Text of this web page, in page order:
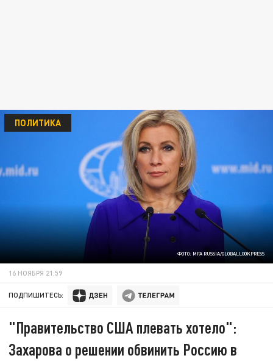
ФОТО: MFA RUSSIA/GLOBALLOOKPRESS
ПОЛИТИКА
16 НОЯБРЯ 21:59
ПОДПИШИТЕСЬ:
"Правительство США плевать хотело":
Захарова о решении обвинить Россию в